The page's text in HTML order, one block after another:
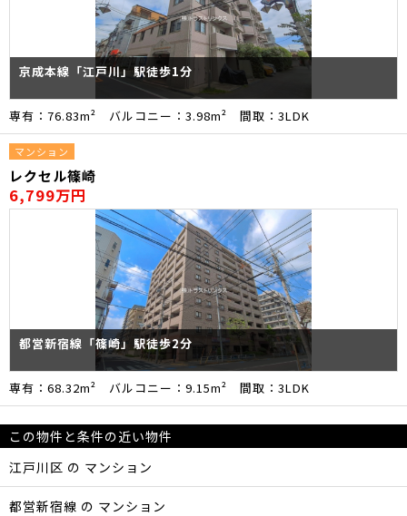
京成本線「江戸川」駅徒歩1分
専有：76.83m² バルコニー：3.98m² 間取：3LDK
マンション
レクセル篠崎
6,799万円
都営新宿線「篠崎」駅徒歩2分
専有：68.32m² バルコニー：9.15m² 間取：3LDK
この物件と条件の近い物件
江戸川区 の マンション
都営新宿線 の マンション